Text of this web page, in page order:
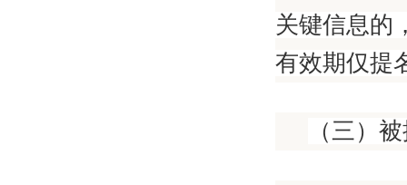
关键信息的
有效期仅提
（三）